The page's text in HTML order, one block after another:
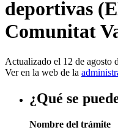
deportivas
Comunitat
Actualizado el 12 de agosto
Ver en la web de la
¿Qué se
Nombre del trámite